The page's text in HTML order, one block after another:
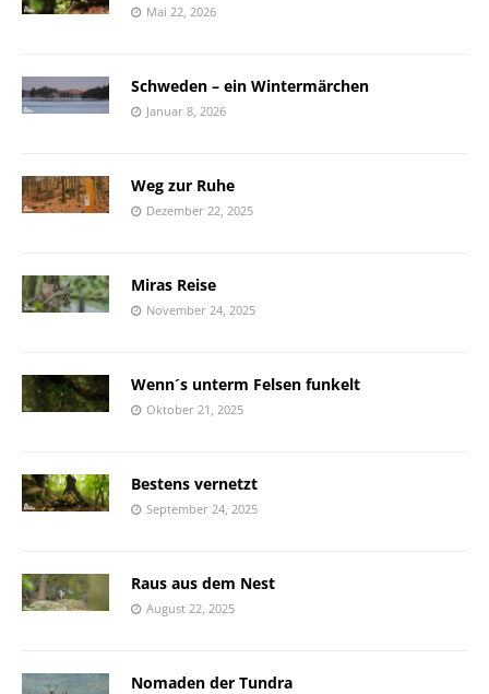
Mai 22, 2026
Schweden – ein Wintermärchen
Januar 8, 2026
Weg zur Ruhe
Dezember 22, 2025
Miras Reise
November 24, 2025
Wenn´s unterm Felsen funkelt
Oktober 21, 2025
Bestens vernetzt
September 24, 2025
Raus aus dem Nest
August 22, 2025
Nomaden der Tundra